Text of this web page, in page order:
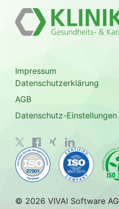
Impressum
Datenschutzerklärung
AGB
Datenschutz-Einstellungen
© 2026 VIVAI Software AG